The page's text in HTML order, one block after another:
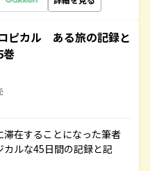
ピカル ある旅の記録と
在することになった筆者
ルな45日間の記録と記